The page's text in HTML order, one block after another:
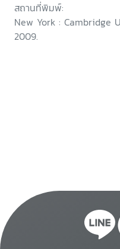
สถานที่พิมพ์:
New York : Cambridge
2009.